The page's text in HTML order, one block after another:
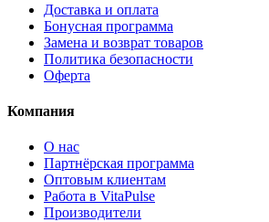
Доставка и оплата
Бонусная программа
Замена и возврат товаров
Политика безопасности
Оферта
Компания
О нас
Партнёрская программа
Оптовым клиентам
Работа в VitaPulse
Производители